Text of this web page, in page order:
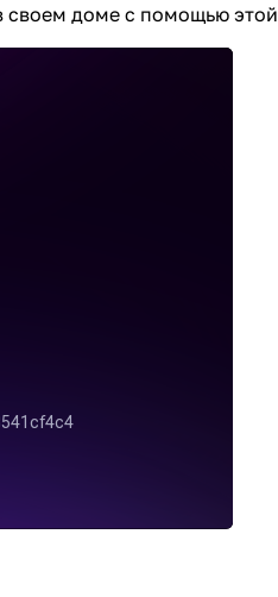
доме с помощью